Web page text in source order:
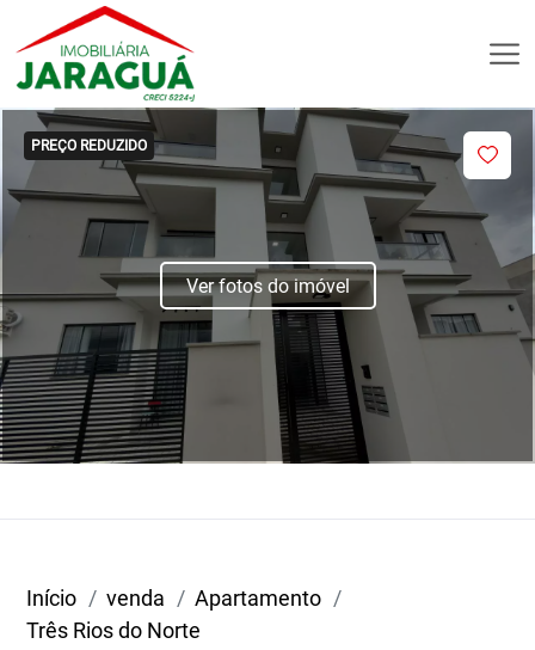
PREÇO REDUZIDO
Ver fotos do imóvel
Início venda
Apartamento
Três Rios do Norte